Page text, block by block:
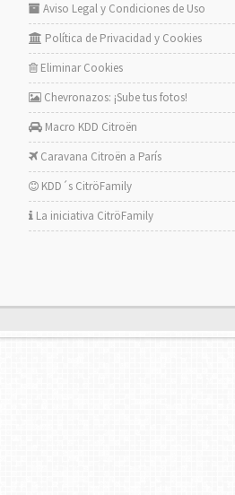
Aviso Legal y Condiciones de Uso
Política de Privacidad y Cookies
Eliminar Cookies
Chevronazos: ¡Sube tus fotos!
Macro KDD Citroën
Caravana Citroën a París
KDD´s CitröFamily
La iniciativa CitröFamily